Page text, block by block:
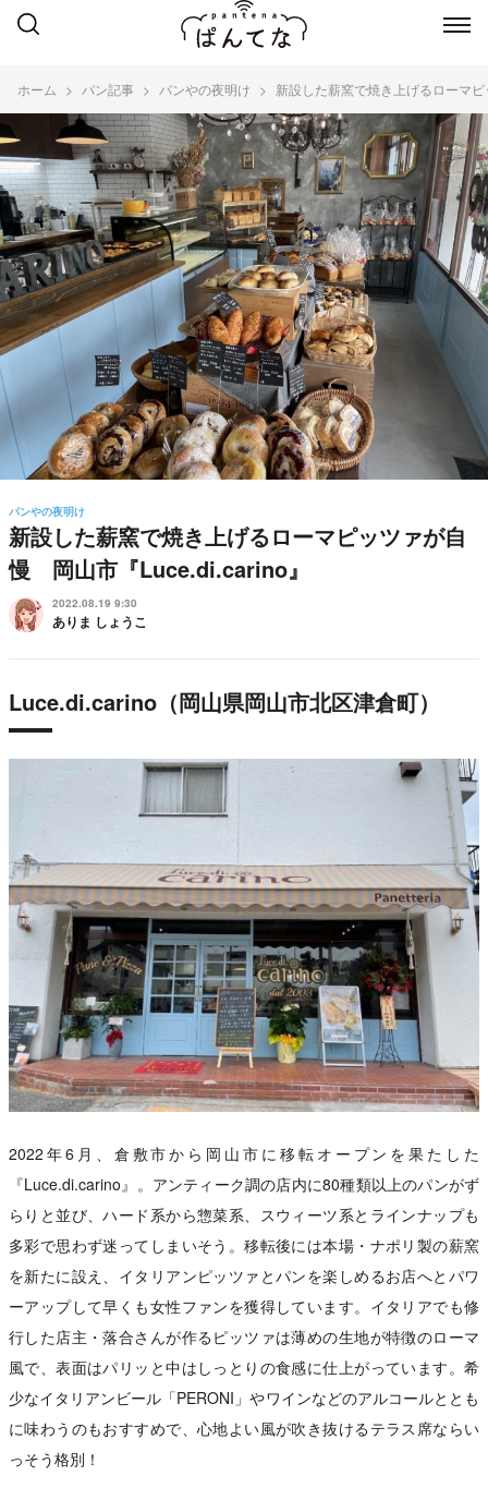
ホーム パン記事 パンやの夜明け 新設した薪窯で焼き上げるローマ
パンやの夜明け
新設した薪窯で焼き上げるローマピッツァが自
慢 岡山市『Luce.di.carino』
2022.08.19 9:30
ありま しょうこ
Luce.di.carino（岡山県岡山市北区津倉町）
2022年6月、倉敷市から岡山市に移転オープンを果たした
『Luce.di.carino』。アンティーク調の店内に80種類以上のパンがず
らりと並び、ハード系から惣菜系、スウィーツ系とラインナップも
多彩で思わず迷ってしまいそう。移転後には本場・ナポリ製の薪窯
を新たに設え、イタリアンピッツァとパンを楽しめるお店へとパワ
ーアップして早くも女性ファンを獲得しています。イタリアでも修
行した店主・落合さんが作るピッツァは薄めの生地が特徴のローマ
風で、表面はパリッと中はしっとりの食感に仕上がっています。希
少なイタリアンビール「PERONI」やワインなどのアルコールととも
に味わうのもおすすめで、心地よい風が吹き抜けるテラス席ならい
っそう格別！